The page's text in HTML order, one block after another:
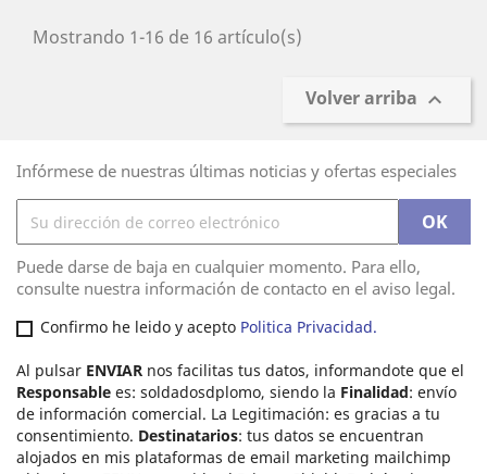
Mostrando 1-16 de 16 artículo(s)
Volver arriba 
Infórmese de nuestras últimas noticias y ofertas especiales
Puede darse de baja en cualquier momento. Para ello,
consulte nuestra información de contacto en el aviso legal.
Confirmo he leido y acepto Politica Privacidad.
Al pulsar ENVIAR nos facilitas tus datos, informandote que el
Responsable es: soldadosdplomo, siendo la Finalidad: envío
de información comercial. La Legitimación: es gracias a tu
consentimiento. Destinatarios: tus datos se encuentran
alojados en mis plataformas de email marketing mailchimp